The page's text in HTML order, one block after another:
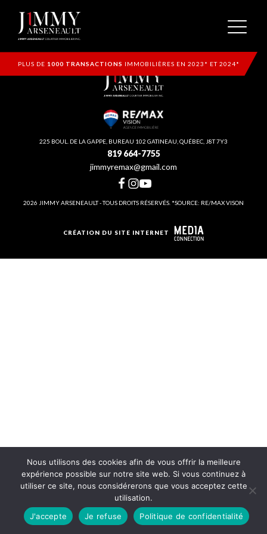
PLUS DE 1000 TRANSACTIONS IMMOBILIÈRES EN 2023* ET 2024*
225 BOUL. DE LA GAPPE, BUREAU 102 GATINEAU, QUÉBEC, J8T 7Y3
819 664-7755
jimmyremax@gmail.com
2026 JIMMY ARSENEAULT - TOUS DROITS RÉSERVÉS. *SOURCE: RE/MAX VISON
CRÉATION DU SITE INTERNET
Nous utilisons des cookies afin de vous offrir la meilleure
expérience possible sur notre site web. Si vous continuez à
utiliser ce site, nous considérerons que vous acceptez cette
utilisation.
J'accepte
Je refuse Politique de confidentialité